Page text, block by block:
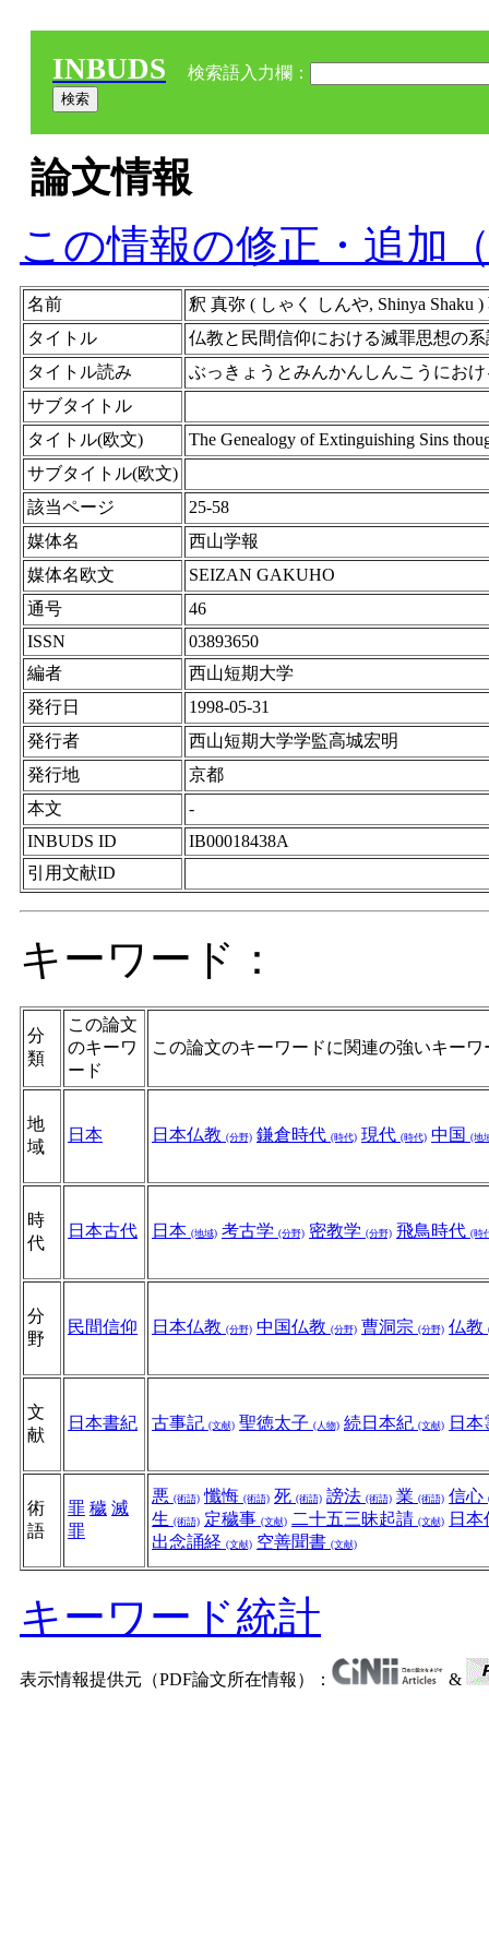
INBUDS 検索語入力欄：
論文情報
この情報の修正・追加
名前
釈 真弥 ( しゃく しんや, Shinya Shaku
タイトル
仏教と民間信仰における滅罪思想の
タイトル読み
ぶっきょうとみんかんしんこうにお
サブタイトル
タイトル(欧文)
The Genealogy of Extinguishing Sins
サブタイトル(欧文)
該当ページ
25-58
媒体名
西山学報
媒体名欧文
SEIZAN GAKUHO
通号
46
ISSN
03893650
編者
西山短期大学
発行日
1998-05-31
発行者
西山短期大学学監高城宏明
発行地
京都
本文
-
INBUDS ID
IB00018438A
引用文献ID
キーワード：
分
類
この論文
のキーワ
ード
この論文のキーワードに関連の強いキーワ
地
域
日本 日本仏教 (分野) 鎌倉時代 (時代) 現代 (時代) 中国 (地
時
代
日本古代 日本 (地域) 考古学 (分野) 密教学 (分野) 飛鳥時代 (時
分
野
民間信仰 日本仏教 (分野) 中国仏教 (分野) 曹洞宗 (分野) 仏教
文
献
日本書紀 古事記 (文献) 聖徳太子 (人物) 続日本紀 (文献) 日
術
語
罪 穢 滅
罪
悪 (術語) 懺悔 (術語) 死 (術語) 謗法 (術語) 業 (術語) 信心
生 (術語) 定穢事 (文献) 二十五三昧起請 (文献)
日
出念誦経 (文献) 空善聞書 (文献)
キーワード統計
表示情報提供元（PDF論文所在情報）： &